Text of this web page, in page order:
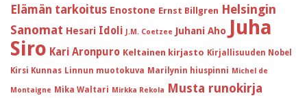
Elämän tarkoitus Enostone Ernst Billgren Helsingin
Sanomat Hesari Idoli J.M. Coetzee Juhani Aho Juha
Siro Kari Aronpuro Keltainen kirjasto Kirjallisuuden Nobel
Kirsi Kunnas Linnun muotokuva Marilynin hiuspinni Michel de
Montaigne Mika Waltari Mirkka Rekola Musta runokirja